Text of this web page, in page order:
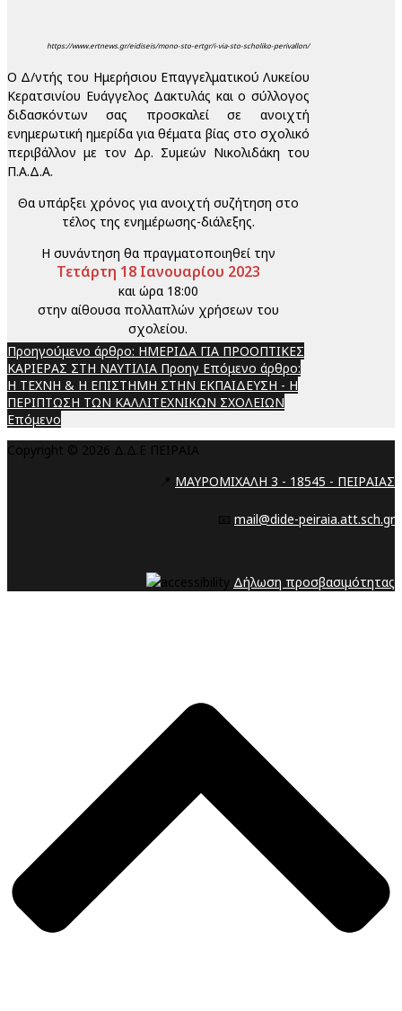
https://www.ertnews.gr/eidiseis/mono-sto-ertgr/i-via-sto-scholiko-perivallon/
Ο Δ/ντής του Ημερήσιου Επαγγελματικού Λυκείου
Κερατσινίου Ευάγγελος Δακτυλάς και ο σύλλογος
διδασκόντων σας προσκαλεί σε ανοιχτή
ενημερωτική ημερίδα για θέματα βίας στο σχολικό
περιβάλλον με τον Δρ. Συμεών Νικολιδάκη του
Π.Α.Δ.Α.
Θα υπάρξει χρόνος για ανοιχτή συζήτηση στο
τέλος της ενημέρωσης-διάλεξης.
Η συνάντηση θα πραγματοποιηθεί την
Τετάρτη 18 Ιανουαρίου 2023
και ώρα 18:00
στην αίθουσα πολλαπλών χρήσεων του
σχολείου.
Προηγούμενο άρθρο: ΗΜΕΡΙΔΑ ΓΙΑ ΠΡΟΟΠΤΙΚΕΣ
ΚΑΡΙΕΡΑΣ ΣΤΗ ΝΑΥΤΙΛΙΑ Προηγ Επόμενο άρθρο:
Η ΤΕΧΝΗ & Η ΕΠΙΣΤΗΜΗ ΣΤΗΝ ΕΚΠΑΙΔΕΥΣΗ - Η
ΠΕΡΙΠΤΩΣΗ ΤΩΝ ΚΑΛΛΙΤΕΧΝΙΚΩΝ ΣΧΟΛΕΙΩΝ
Επόμενο
Copyright © 2026 Δ.Δ.Ε ΠΕΙΡΑΙΑ
📍 ΜΑΥΡΟΜΙΧΑΛΗ 3 - 18545 - ΠΕΙΡΑΙΑΣ
📧 mail@dide-peiraia.att.sch.gr
Δήλωση προσβασιμότητας